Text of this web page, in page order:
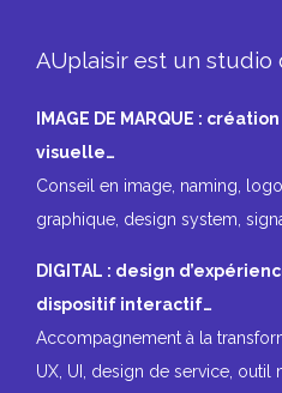
AUplaisir est un studio
IMAGE DE MARQUE :
visuelle…
Conseil en image, naming,
graphique, design system,
DIGITAL : design
dispositif interactif…
Accompagnement à la
UX, UI, design de service, outil